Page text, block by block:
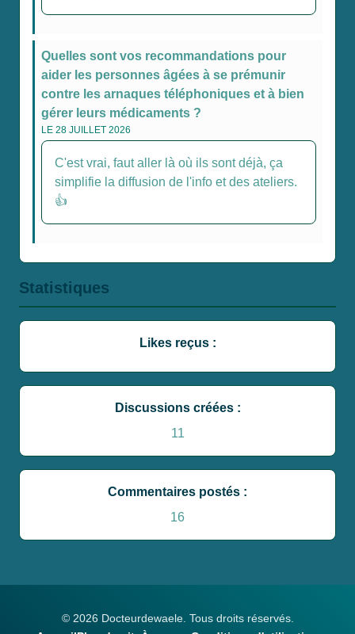
Quelles sont vos recommandations pour
aider les personnes âgées à se prémunir
contre les arnaques téléphoniques et à bien
gérer leurs médicaments ?
LE 28 JUILLET 2026
C'est vrai, faut aller là où ils sont déjà, ça
simplifie la diffusion de l'info et des ateliers.
👍
Statistiques
Likes reçus :
Discussions créées :
11
Commentaires postés :
16
© 2026 Docteurdewaele. Tous droits réservés.